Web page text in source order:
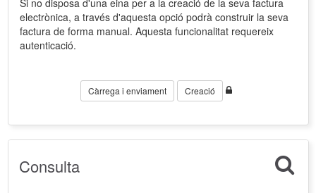
Si no disposa d'una eina per a la creació de la seva factura
electrònica, a través d'aquesta opció podrà construir la seva
factura de forma manual. Aquesta funcionalitat requereix
autenticació.
Càrrega i enviament Creació
Consulta